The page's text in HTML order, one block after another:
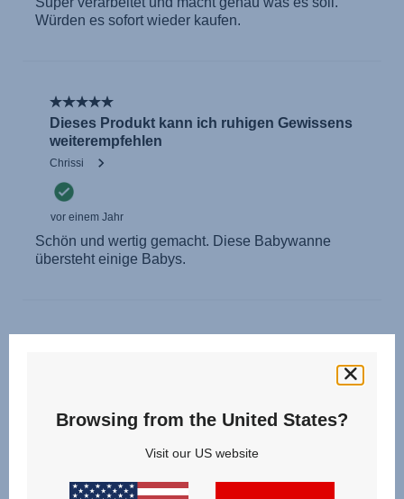
Browsing from the United States?
Visit our US website